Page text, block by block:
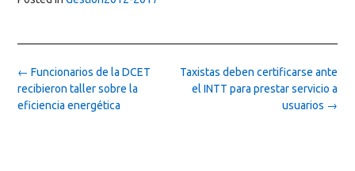
Post
navigation
Taxistas deben certificarse ante
el INTT para prestar servicio a
usuarios →
← Funcionarios de la DCET
recibieron taller sobre la
eficiencia energética